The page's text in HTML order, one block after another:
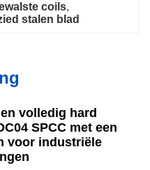
coils,
stalen blad
volledig hard
SPCC met een
voor industriële